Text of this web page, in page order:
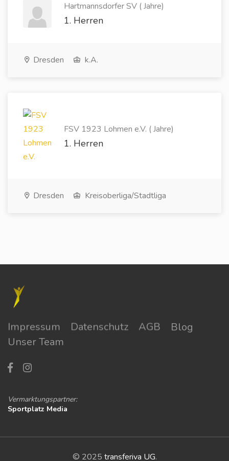
Hartmannsdorfer SV ( Jahre)
1. Herren
Dresden k.A.
FSV 1923 Lohmen e.V. ( Jahre)
1. Herren
Dresden Kreisoberliga/Stadtliga
Impressum Datenschutz AGB
Blog
Unser Team
Vermarktungspartner:
Sportplatz Media
© 2025 transferiva UG.